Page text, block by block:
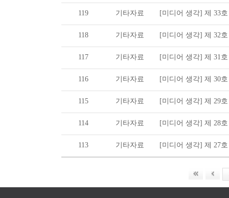
119 기타자료 [미디어 생각] 제 33호
118 기타자료 [미디어 생각] 제 32호
117 기타자료 [미디어 생각] 제 31호
116 기타자료 [미디어 생각] 제 30호
115 기타자료 [미디어 생각] 제 29호
114 기타자료 [미디어 생각] 제 28호
113 기타자료 [미디어 생각] 제 27호